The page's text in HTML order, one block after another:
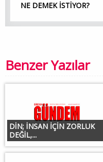
NE DEMEK İSTİYOR?
Benzer Yazılar
DİN; İNSAN İÇİN ZORLUK
DEĞİL,...